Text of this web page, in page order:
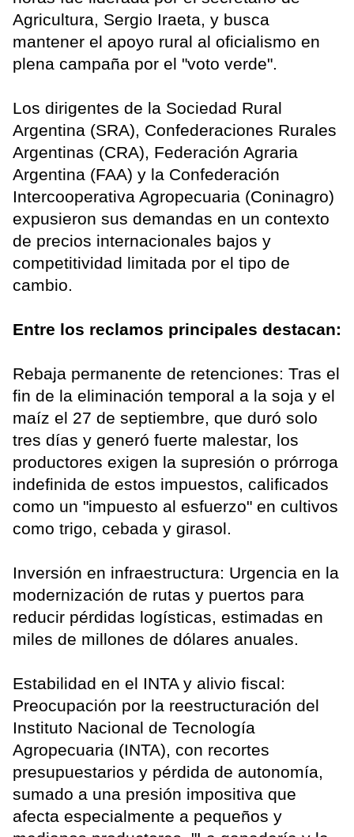
Agricultura, Sergio Iraeta, y busca
mantener el apoyo rural al oficialismo en
plena campaña por el "voto verde".
Los dirigentes de la Sociedad Rural
Argentina (SRA), Confederaciones Rurales
Argentinas (CRA), Federación Agraria
Argentina (FAA) y la Confederación
Intercooperativa Agropecuaria (Coninagro)
expusieron sus demandas en un contexto
de precios internacionales bajos y
competitividad limitada por el tipo de
cambio.
Entre los reclamos principales destacan:
Rebaja permanente de retenciones: Tras el
fin de la eliminación temporal a la soja y el
maíz el 27 de septiembre, que duró solo
tres días y generó fuerte malestar, los
productores exigen la supresión o prórroga
indefinida de estos impuestos, calificados
como un "impuesto al esfuerzo" en cultivos
como trigo, cebada y girasol.
Inversión en infraestructura: Urgencia en la
modernización de rutas y puertos para
reducir pérdidas logísticas, estimadas en
miles de millones de dólares anuales.
Estabilidad en el INTA y alivio fiscal:
Preocupación por la reestructuración del
Instituto Nacional de Tecnología
Agropecuaria (INTA), con recortes
presupuestarios y pérdida de autonomía,
sumado a una presión impositiva que
afecta especialmente a pequeños y